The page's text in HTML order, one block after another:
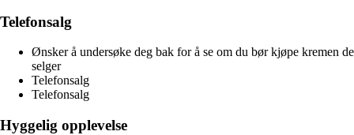
Telefonsalg
Ønsker å undersøke deg bak for å se om du bør kjøpe kremen de
selger
Telefonsalg
Telefonsalg
Hyggelig opplevelse